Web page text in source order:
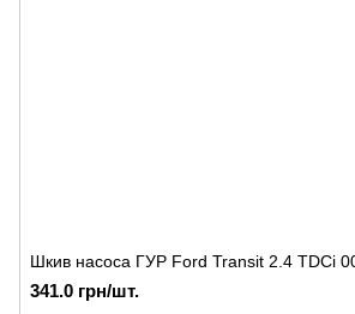
Шкив насоса ГУР Ford Transit 2.4 TDCi
341.0 грн/шт.